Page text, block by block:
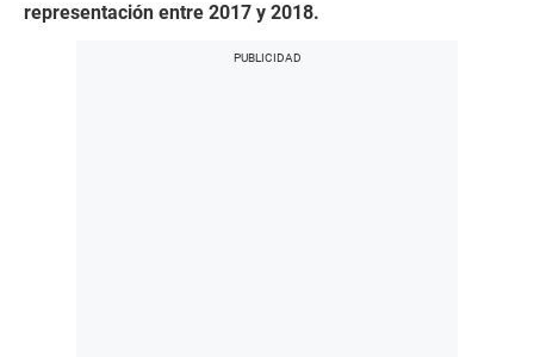
representación entre 2017 y 2018.